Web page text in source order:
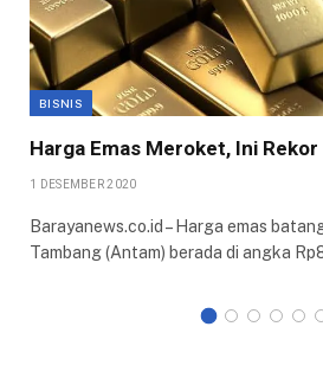
BISNIS
Harga Emas Meroket, Ini
1 DESEMBER 2020
Barayanews.co.id – Harga emas
Tambang (Antam) berada di angka